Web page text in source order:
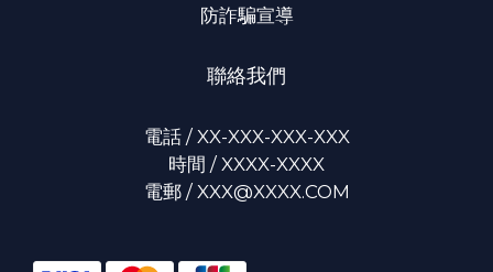
防詐騙宣導
聯絡我們
電話 / XX-XXX-XXX-XXX
時間 / XXXX-XXXX
電郵 / XXX@XXXX.COM